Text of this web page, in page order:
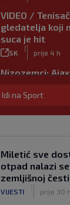
VIDEO /
gledatelja koji
suca je hit
SK
|
prije 4 h
Nizozemci:
SK
|
7. kol.
Bennacer
SK
|
7. kol.
VIDEO / Počela
solidan u
kod Bochuma
Idi na Sport
Miletić sve
otpad nalazi
zemljišnoj
VIJESTI prije 30